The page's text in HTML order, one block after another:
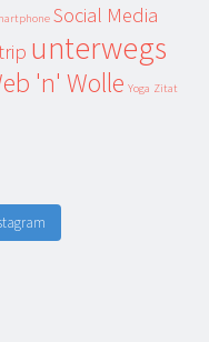
Social Media
unterwegs
'n' Wolle Yoga Zitat